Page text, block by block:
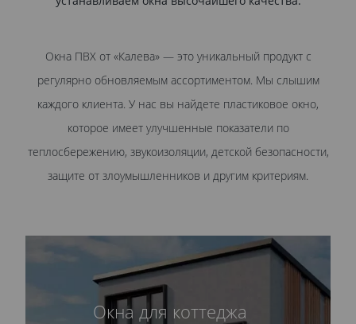
Окна ПВХ от «Калева» — это уникальный продукт с
регулярно обновляемым ассортиментом. Мы слышим
каждого клиента. У нас вы найдете пластиковое окно,
которое имеет улучшенные показатели по
теплосбережению, звукоизоляции, детской безопасности,
защите от злоумышленников и другим критериям.
Окна для коттеджа